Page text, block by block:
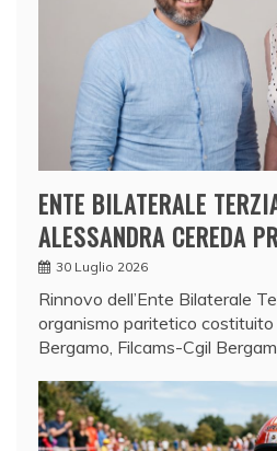
ENTE BILATERALE
ALESSANDRA CEREDA
30 Luglio 2026
Rinnovo dell’Ente Bilaterale
organismo paritetico
Bergamo, Filcams-Cgil